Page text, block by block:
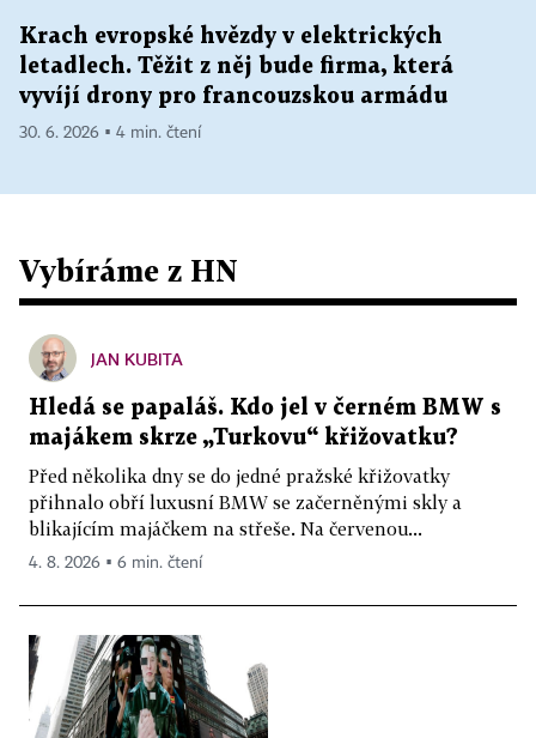
Krach evropské hvězdy v elektrických
letadlech. Těžit z něj bude firma, která
vyvíjí drony pro francouzskou armádu
30. 6. 2026 ▪ 4 min. čtení
Vybíráme z HN
JAN KUBITA
Hledá se papaláš. Kdo jel v černém BMW s
majákem skrze „Turkovu“ křižovatku?
Před několika dny se do jedné pražské křižovatky
přihnalo obří luxusní BMW se začerněnými skly a
blikajícím majáčkem na střeše. Na červenou...
4. 8. 2026 ▪ 6 min. čtení